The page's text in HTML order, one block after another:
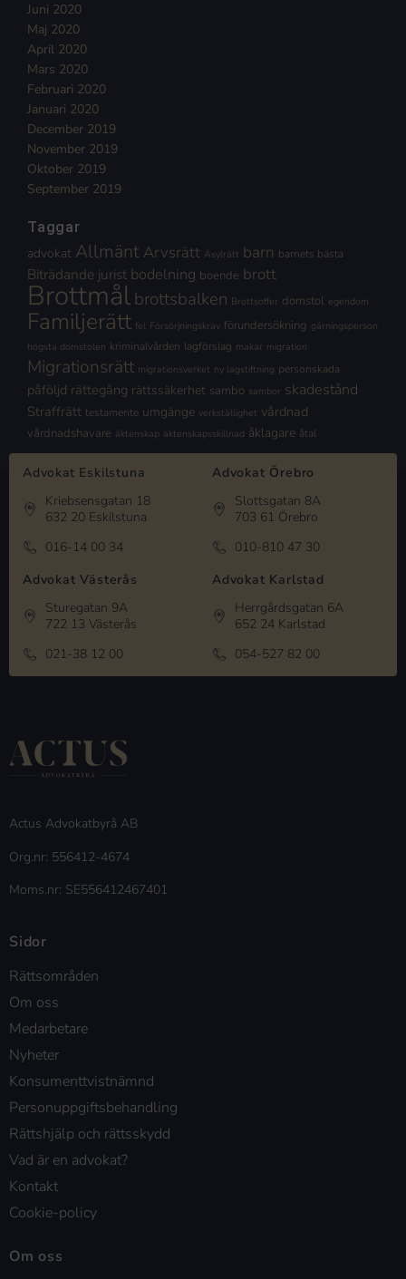
Juni 2020
Maj 2020
April 2020
Mars 2020
Februari 2020
Januari 2020
December 2019
November 2019
Oktober 2019
September 2019
Taggar
advokat Allmänt Arvsrätt Asylrätt barn barnets bästa
Biträdande jurist bodelning boende brott
Brottmålbrottsbalken Brottsoffer domstol egendom
Familjerätt fel Försörjningskrav förundersökning gärningsperson
högsta domstolen kriminalvården lagförslag makar migration
Migrationsrätt migrationsverket ny lagstiftning personskada
påföljd rättegång rättssäkerhet sambo sambor skadestånd
Straffrätt testamente umgänge verkställighet vårdnad
vårdnadshavare äktenskap äktenskapsskillnad åklagare åtal
Advokat Eskilstuna
Kriebsensgatan 18
632 20 Eskilstuna
016-14 00 34
Advokat Örebro
Slottsgatan 8A
703 61 Örebro
010-810 47 30
Advokat Västerås
Sturegatan 9A
722 13 Västerås
021-38 12 00
Advokat Karlstad
Herrgårdsgatan 6A
652 24 Karlstad
054-527 82 00
Actus Advokatbyrå AB
Org.nr: 556412-4674
Moms.nr: SE556412467401
Sidor
Rättsområden
Om oss
Medarbetare
Nyheter
Konsumenttvistnämnd
Personuppgiftsbehandling
Rättshjälp och rättsskydd
Vad är en advokat?
Kontakt
Cookie-policy
Om oss